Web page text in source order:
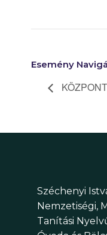
Esemény
Széchenyi
Nemzetiségi,
Tanítási